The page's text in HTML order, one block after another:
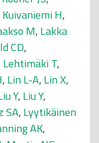
Kuivaniemi H,
M, Lakka
CD,
Lehtimäki T,
, Lin L-A, Lin X,
Y, Liu Y,
SA, Lyytikäinen
AK,